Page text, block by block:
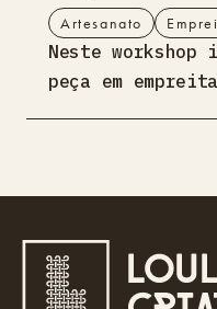
Artesanato
Neste workshop
peça em